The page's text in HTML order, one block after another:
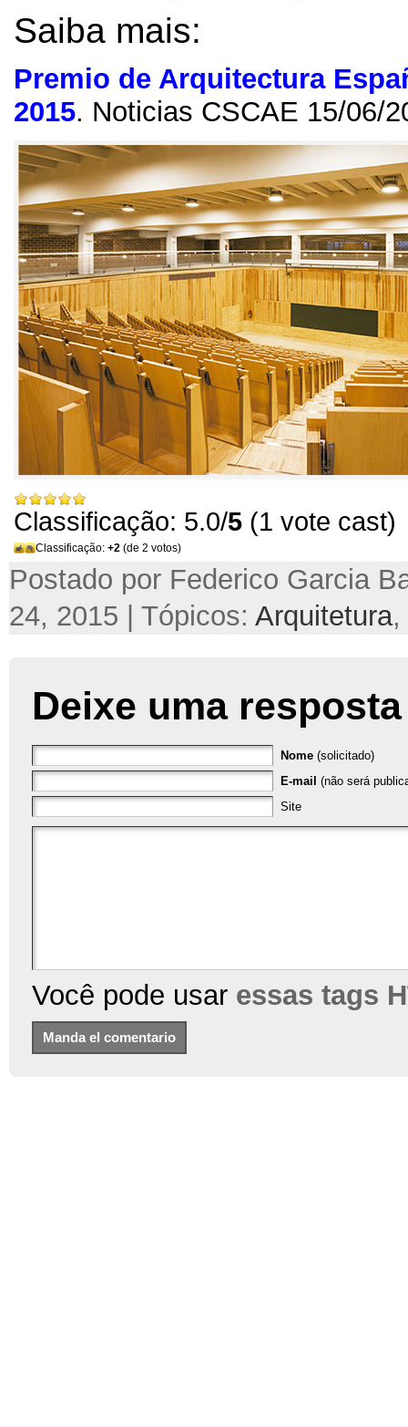
Saiba mais:
Premio de Arquitectura
2015. Noticias CSCAE 15/06/
Classificação: 5.0/5 (1 vote cast)
Classificação: +2 (de 2 votos)
Postado por Federico Garcia
24, 2015 | Tópicos: Arquitetura,
Deixe uma resposta
Nome (solicitado)
E-mail (não será
Site
Você pode usar essas tags